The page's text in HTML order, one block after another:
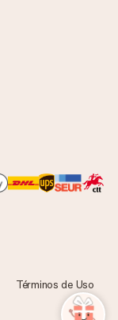
Términos de Uso